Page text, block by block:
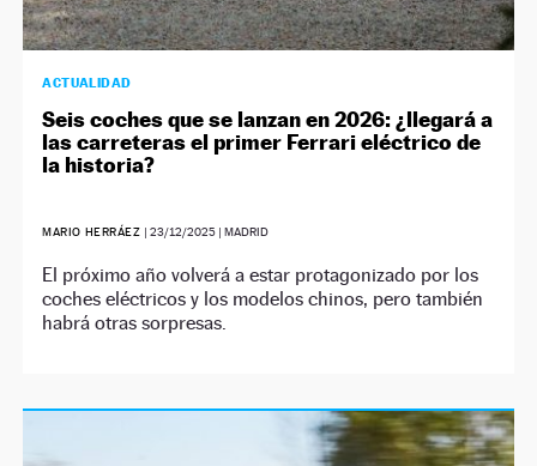
ACTUALIDAD
Seis coches que se lanzan en 2026: ¿llegará a
las carreteras el primer Ferrari eléctrico de
la historia?
MARIO HERRÁEZ |23/12/2025 | MADRID
El próximo año volverá a estar protagonizado por los
coches eléctricos y los modelos chinos, pero también
habrá otras sorpresas.